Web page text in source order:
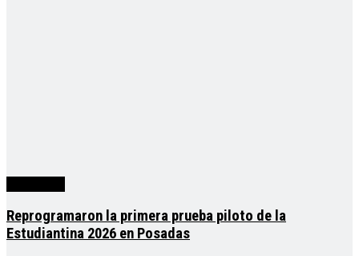
Reprogramaron la primera prueba piloto de la
Estudiantina 2026 en Posadas